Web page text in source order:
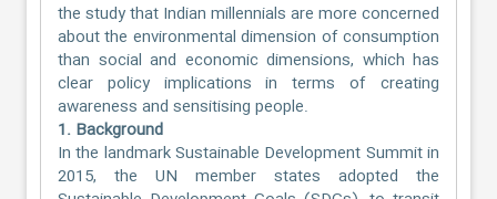
the study that Indian millennials are more concerned
about the environmental dimension of consumption
than social and economic dimensions, which has
clear policy implications in terms of creating
awareness and sensitising people.
1. Background
In the landmark Sustainable Development Summit in
2015, the UN member states adopted the